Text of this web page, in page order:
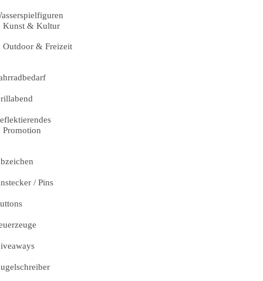
Kunst & Kultur
Outdoor & Freizeit
Promotion
/ Pins